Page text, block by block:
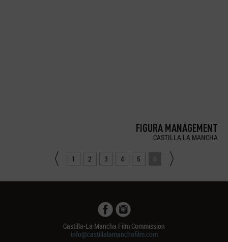
FIGURA MANAGEMENT
CASTILLA LA MANCHA
1 2 3 4 5 6
Castilla-La Mancha Film Commission
info@castillalamanchafilm.com